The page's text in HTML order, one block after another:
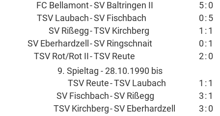
FC Bellamont-SV Baltringen II 5: 0
TSV Laubach-SV Fischbach 0 : 5
SV Rißegg-TSV Kirchberg 1 : 1
SV Eberhardzell -SV Ringschnait 0 : 1
TSV Rot/Rot II -TSV Reute 2: 0
9. Spieltag - 28.10.1990 bis
TSV Reute-TSV Laubach 1 : 1
SV Fischbach-SV Rißegg 3 : 1
TSV Kirchberg-SV Eberhardzell 3 : 0